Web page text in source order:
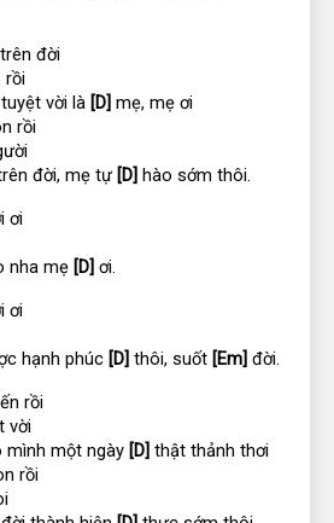
đời
rồi
vời là [D] mẹ, mẹ ơi
rồi
đời, mẹ tự [D] hào sớm thôi.
ơi
nha mẹ [D] ơi.
ơi
hạnh phúc [D] thôi, suốt [Em] đời.
rồi
vời
mình một ngày [D] thật thảnh thơi
rồi